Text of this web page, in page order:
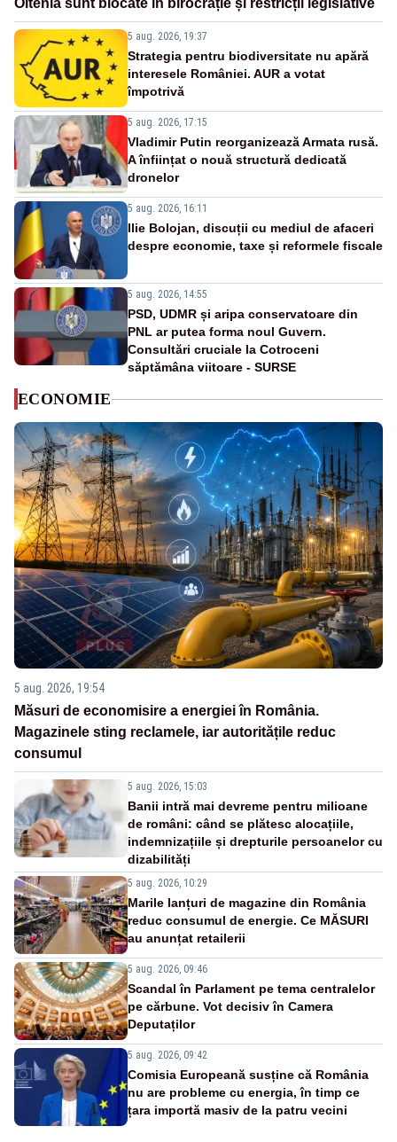
Oltenia sunt blocate în birocrație și restricții legislative
5 aug. 2026, 19:37
Strategia pentru biodiversitate nu apără
interesele României. AUR a votat
împotrivă
5 aug. 2026, 17:15
Vladimir Putin reorganizează Armata rusă.
A înființat o nouă structură dedicată
dronelor
5 aug. 2026, 16:11
Ilie Bolojan, discuții cu mediul de afaceri
despre economie, taxe și reformele fiscale
5 aug. 2026, 14:55
PSD, UDMR și aripa conservatoare din
PNL ar putea forma noul Guvern.
Consultări cruciale la Cotroceni
săptămâna viitoare - SURSE
ECONOMIE
5 aug. 2026, 19:54
Măsuri de economisire a energiei în România.
Magazinele sting reclamele, iar autoritățile reduc
consumul
5 aug. 2026, 15:03
Banii intră mai devreme pentru milioane
de români: când se plătesc alocațiile,
indemnizațiile și drepturile persoanelor cu
dizabilități
5 aug. 2026, 10:29
Marile lanțuri de magazine din România
reduc consumul de energie. Ce MĂSURI
au anunțat retailerii
5 aug. 2026, 09:46
Scandal în Parlament pe tema centralelor
pe cărbune. Vot decisiv în Camera
Deputaților
5 aug. 2026, 09:42
Comisia Europeană susține că România
nu are probleme cu energia, în timp ce
țara importă masiv de la patru vecini